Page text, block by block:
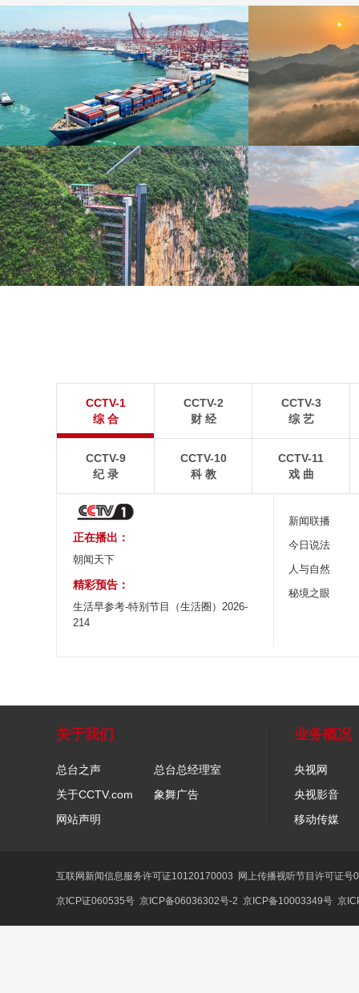
青岛港今年新辟16条国际航线
8月5日，“科伦坡”轮缓缓驶离山东港口青岛港前湾联
河北承德：金山
8月6日，河北承德，
二号悬崖电梯“扶摇梯”近日正式投运，将山乡学子单
程3个多小时的求学路缩减至30分钟。
瓦屋山雄浑平顶与峨
CCTV-1
综 合
CCTV-2
财 经
CCTV-3
综 艺
CCTV-9
纪 录
CCTV-10
科 教
CCTV-11
戏 曲
正在播出：
朝闻天下
精彩预告：
生活早参考-特别节目（生活圈）2026-
214
新闻联播
今日说法
人与自然
秘境之眼
关于我们
总台之声
总台总经理室
关于CCTV.com
象舞广告
网站声明
业务概况
央视网
央视影音
移动传媒
互联网新闻信息服务许可证10120170003 网上传播视听节目许可证
京ICP证060535号 京ICP备06036302号-2 京ICP备10003349号 京